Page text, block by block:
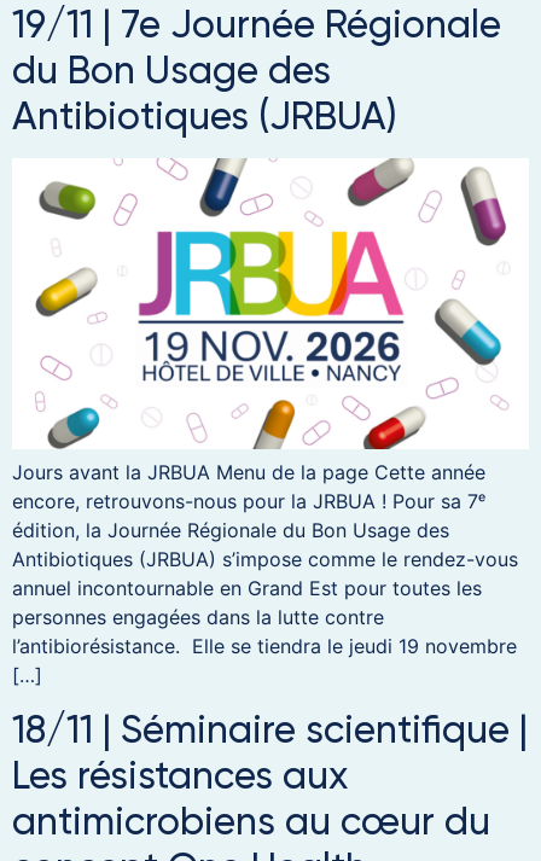
19/11 | 7e Journée Régionale
du Bon Usage des
Antibiotiques (JRBUA)
Jours avant la JRBUA Menu de la page Cette année
encore, retrouvons-nous pour la JRBUA ! Pour sa 7ᵉ
édition, la Journée Régionale du Bon Usage des
Antibiotiques (JRBUA) s’impose comme le rendez-vous
annuel incontournable en Grand Est pour toutes les
personnes engagées dans la lutte contre
l’antibiorésistance. Elle se tiendra le jeudi 19 novembre
[…]
18/11 | Séminaire scientifique |
Les résistances aux
antimicrobiens au cœur du